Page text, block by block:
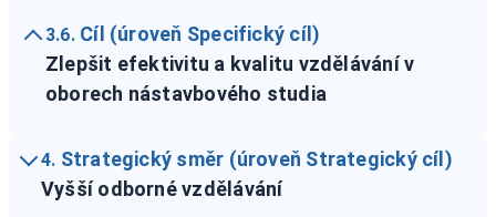
3.6. Cíl (úroveň Specifický cíl)
Zlepšit efektivitu a kvalitu vzdělávání v
oborech nástavbového studia
4. Strategický směr (úroveň Strategický cíl)
Vyšší odborné vzdělávání